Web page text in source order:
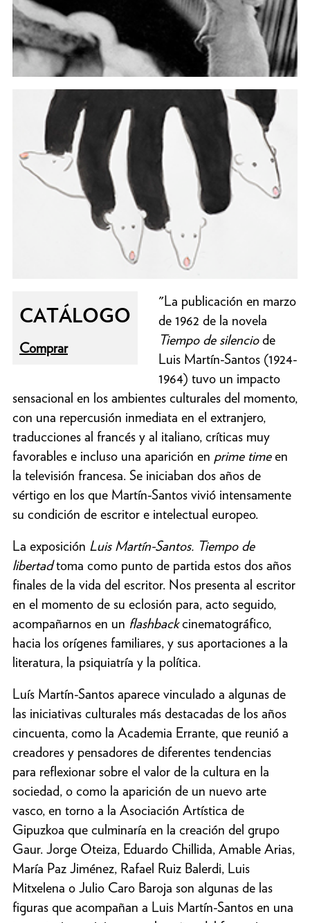
CATÁLOGO
Comprar
"La publicación en marzo
de 1962 de la novela
Tiempo de silenciode
Luis Martín-Santos (1924-
1964) tuvo un impacto
sensacional en los ambientes culturales del momento,
con una repercusión inmediata en el extranjero,
traducciones al francés y al italiano, críticas muy
favorables e incluso una aparición en prime timeen
la televisión francesa. Se iniciaban dos años de
vértigo en los que Martín-Santos vivió intensamente
su condición de escritor e intelectual europeo.
La exposición Luis Martín-Santos. Tiempo de
libertadtoma como punto de partida estos dos años
finales de la vida del escritor. Nos presenta al escritor
en el momento de su eclosión para, acto seguido,
acompañarnos en un flashbackcinematográfico,
hacia los orígenes familiares, y sus aportaciones a la
literatura, la psiquiatría y la política.
Luís Martín-Santos aparece vinculado a algunas de
las iniciativas culturales más destacadas de los años
cincuenta, como la Academia Errante, que reunió a
creadores y pensadores de diferentes tendencias
para reflexionar sobre el valor de la cultura en la
sociedad, o como la aparición de un nuevo arte
vasco, en torno a la Asociación Artística de
Gipuzkoa que culminaría en la creación del grupo
Gaur. Jorge Oteiza, Eduardo Chillida, Amable Arias,
María Paz Jiménez, Rafael Ruiz Balerdi, Luis
Mitxelena o Julio Caro Baroja son algunas de las
figuras que acompañan a Luis Martín-Santos en una